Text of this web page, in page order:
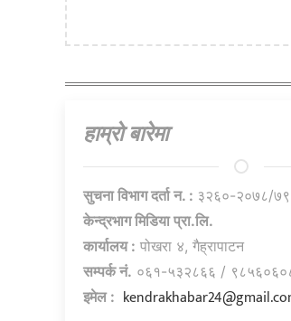
हाम्राे बारेमा
सुचना विभाग दर्ता न. : ३२६०-२०७८/७९
केन्द्रभाग मिडिया प्रा.लि.
कार्यालय : पोखरा ४, गैह्रापाटन
सम्पर्क नं. ०६१-५३२८६६ /
इमेल :